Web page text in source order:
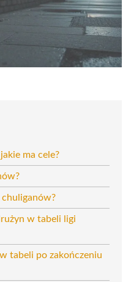
ma cele?
w tabeli ligi
tabeli po zakończeniu